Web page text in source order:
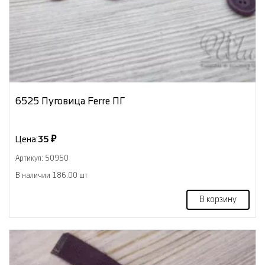
6525 Пуговица Ferre ПГ
Цена:35 ₽
Артикул: 50950
В наличии 186.00 шт
В корзину